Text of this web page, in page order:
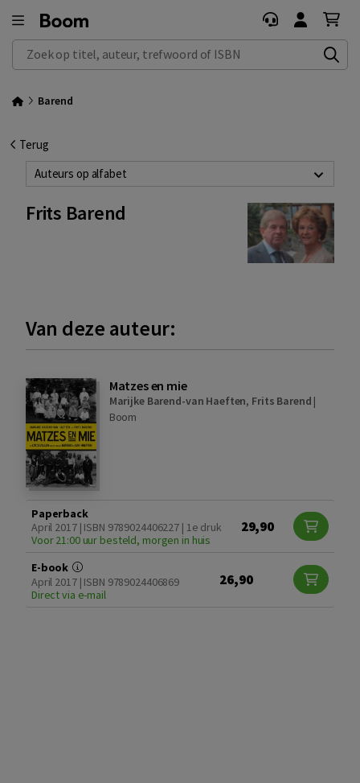
Zoek op titel, auteur, trefwoord of ISBN
Barend
Terug
Auteurs op alfabet
Frits Barend
Van deze auteur:
Matzes en mie
Marijke Barend-van Haeften, Frits Barend |
Boom
Paperback
April 2017 | ISBN 9789024406227 | 1e druk
Voor 21:00 uur besteld, morgen in huis
29,90
E-book
April 2017 | ISBN 9789024406869
Direct via e-mail
26,90